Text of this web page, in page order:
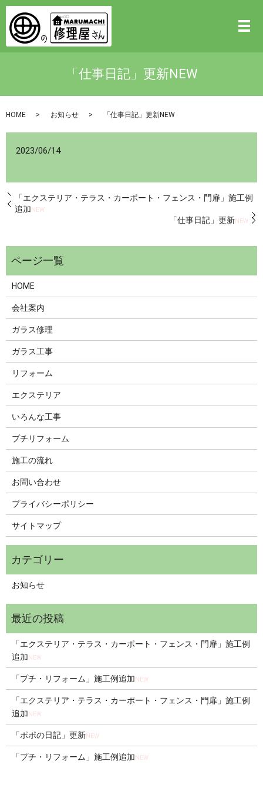
「仕事日記」更新NEW
HOME お知らせ 「仕事日記」更新NEW
2023/06/14
「エクステリア・テラス・カーポート・フェンス・門扉」施工例
追加 NEW
「仕事日記」更新NEW
HOME
会社案内
ガラス修理
ガラス工事
リフォーム
エクステリア
いろんな工事
プチリフォーム
施工の流れ
お問い合わせ
プライバシーポリシー
サイトマップ
お知らせ
「エクステリア・テラス・カーポート・フェンス・門扉」施工例
追加 NEW
「プチ・リフォーム」施工例追加 NEW
「エクステリア・テラス・カーポート・フェンス・門扉」施工例
追加 NEW
「ポポの日記」更新NEW
「プチ・リフォーム」施工例追加 NEW